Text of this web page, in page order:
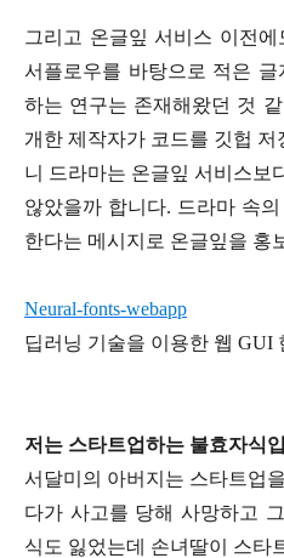
그리고 온글잎 서비스 이전
서플로우를 바탕으로 적은
하는 연구는 존재해왔던 것
개한 제작자가 코드를 깃헙 저
니 드라마는 온글잎 서비스보
않았을까 합니다. 드라마 속
한다는 메시지로 온글잎을 홍
Neural-fonts-webapp
딥러닝 기술을 이용한 웹 GUI
저는 스타트업하는 불효자식
서달미의 아버지는 스타트업
다가 사고를 당해 사망하고
식도 잃었는데 손녀딸이 스타